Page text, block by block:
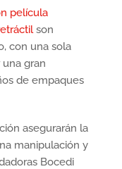
película
son
con una sola
gran
de empaques
asegurarán la
manipulación y
Bocedi